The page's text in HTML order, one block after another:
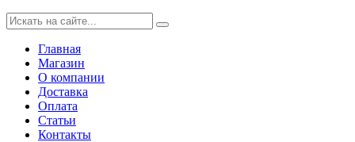
Главная
Магазин
О компании
Доставка
Оплата
Статьи
Контакты